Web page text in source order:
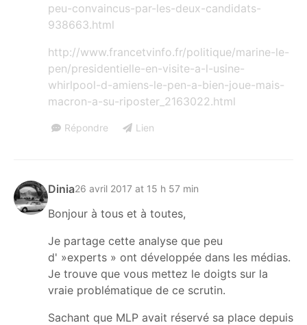
peu-convaincus-par-les-deux-candidats-
938663.html
http://www.francetvinfo.fr/politique/marine-le-
pen/presidentielle-en-visite-a-l-usine-
whirlpool-d-amiens-le-pen-a-bien-joue-mais-
macron-a-su-riposter_2163022.html
Répondre Lien
Dinia26 avril 2017 at 15 h 57 min
Bonjour à tous et à toutes,
Je partage cette analyse que peu
d' »experts » ont développée dans les médias.
Je trouve que vous mettez le doigts sur la
vraie problématique de ce scrutin.
Sachant que MLP avait réservé sa place depuis